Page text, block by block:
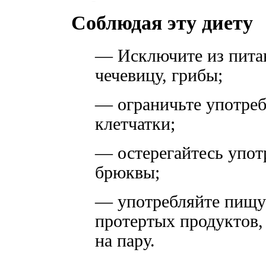
Соблюдая эту диету
— Исключите из
чечевицу, грибы;
— ограничьте
клетчатки;
— остерегайтесь
брюквы;
— употребляйте
протертых
на пару.